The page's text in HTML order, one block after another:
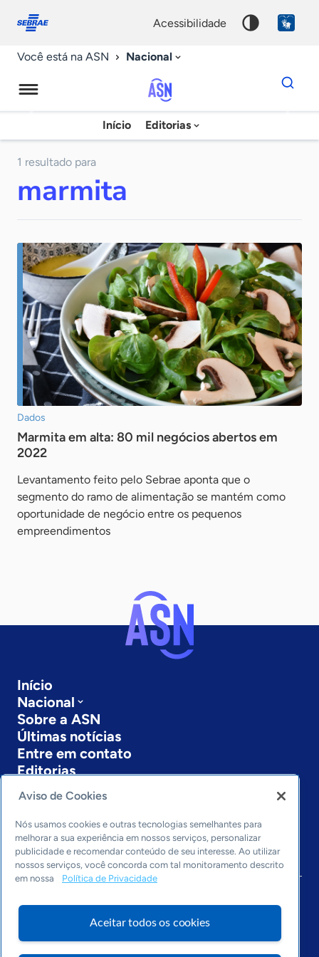
conosco
acessibilidade
Você está na ASN Nacional
Agência
Sebrae
Início Editorias
Dados
para
chave
1 resultado para
marmita
Dados
Marmita em alta: 80 mil negócios abertos em
2022
Levantamento feito pelo Sebrae aponta que o
segmento do ramo de alimentação se mantém como
oportunidade de negócio entre os pequenos
empreendimentos
Início
Nacional
Sobre a ASN
Últimas notícias
Entre em contato
Editorias
Economia & Política
Inovação & Tecnologia
Cultura empreendedora
Dados
Arquivo
Aviso de Cookies
Nós usamos cookies e outras tecnologias semelhantes para
melhorar a sua experiência em nossos serviços, personalizar
publicidade e recomendar conteúdo de seu interesse. Ao utilizar
nossos serviços, você concorda com tal monitoramento descrito
em nossa
Política de Privacidade
Aceitar todos os cookies